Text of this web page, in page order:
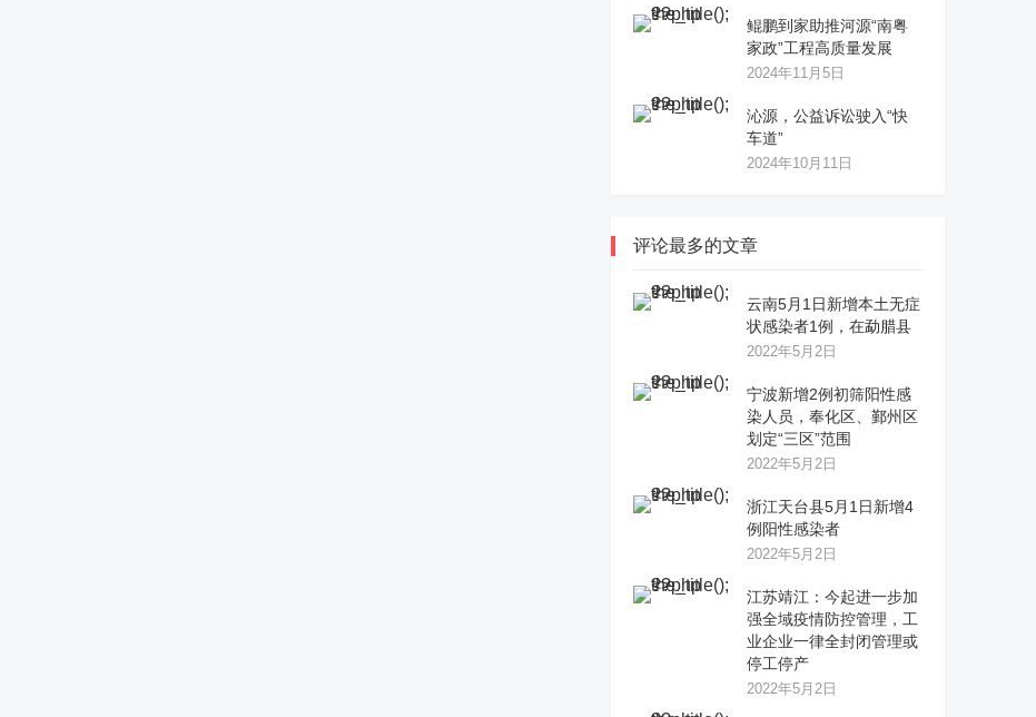
鲲鹏到家助推河源“南粤
家政”工程高质量发展
2024年11月5日
沁源，公益诉讼驶入“快
车道”
2024年10月11日
评论最多的文章
云南5月1日新增本土无症
状感染者1例，在勐腊县
2022年5月2日
宁波新增2例初筛阳性感
染人员，奉化区、鄞州区
划定“三区”范围
2022年5月2日
浙江天台县5月1日新增4
例阳性感染者
2022年5月2日
江苏靖江：今起进一步加
强全域疫情防控管理，工
业企业一律全封闭管理或
停工停产
2022年5月2日